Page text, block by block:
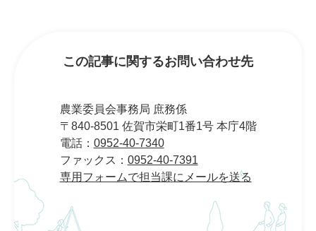
この記事に関するお問い合わせ先
農業委員会事務局 庶務係
〒840-8501 佐賀市栄町1番1号 本庁4階
電話： 0952-40-7340
ファックス： 0952-40-7391
専用フォームで担当課にメールを送る